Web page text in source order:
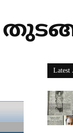
Latest